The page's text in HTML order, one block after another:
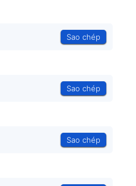
Sao chép
Sao chép
Sao chép